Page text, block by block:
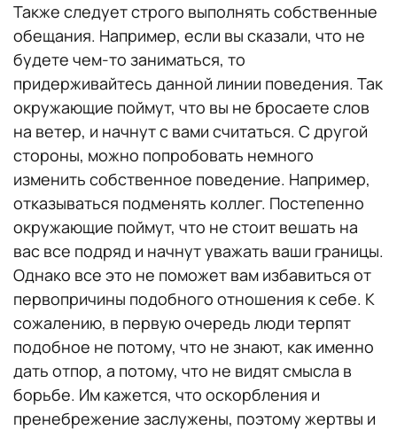
Также следует строго выполнять собственные
обещания. Например, если вы сказали, что не
будете чем-то заниматься, то
придерживайтесь данной линии поведения. Так
окружающие поймут, что вы не бросаете слов
на ветер, и начнут с вами считаться. С другой
стороны, можно попробовать немного
изменить собственное поведение. Например,
отказываться подменять коллег. Постепенно
окружающие поймут, что не стоит вешать на
вас все подряд и начнут уважать ваши границы.
Однако все это не поможет вам избавиться от
первопричины подобного отношения к себе. К
сожалению, в первую очередь люди терпят
подобное не потому, что не знают, как именно
дать отпор, а потому, что не видят смысла в
борьбе. Им кажется, что оскорбления и
пренебрежение заслужены, поэтому жертвы и